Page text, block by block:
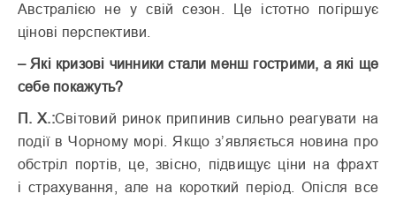
Австралією не у свій сезон. Це істотно погіршує
цінові перспективи.
– Які кризові чинники стали менш гострими, а які ще
себе покажуть?
П. Х.:Світовий ринок припинив сильно реагувати на
події в Чорному морі. Якщо з’являється новина про
обстріл портів, це, звісно, підвищує ціни на фрахт
і страхування, але на короткий період. Опісля все